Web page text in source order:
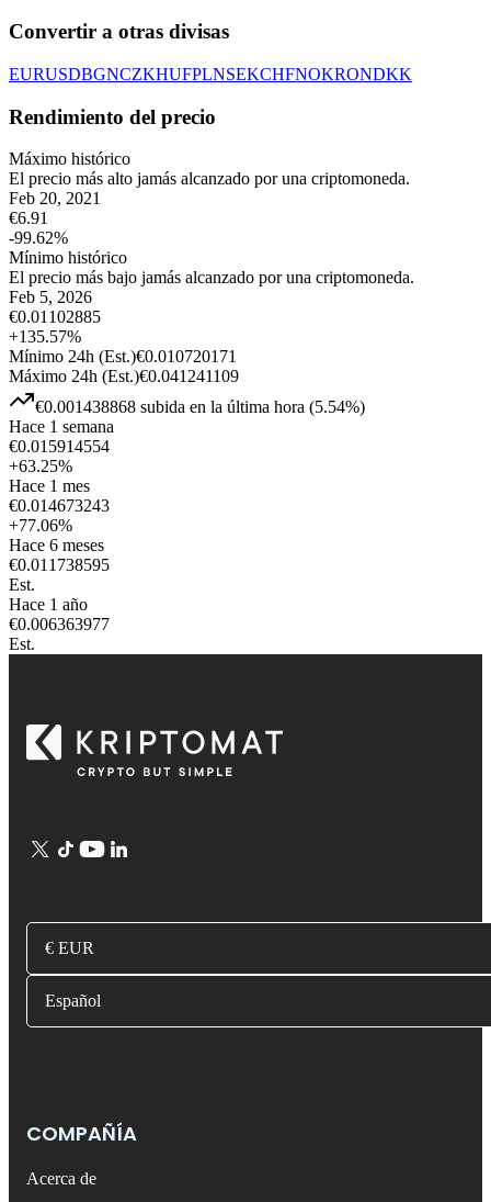
Convertir a otras divisas
EURUSDBGNCZKHUFPLNSEKCHFNOKRONDKK
Rendimiento del precio
Máximo histórico
El precio más alto jamás alcanzado por una criptomoneda.
Feb 20, 2021
€6.91
-99.62%
Mínimo histórico
El precio más bajo jamás alcanzado por una criptomoneda.
Feb 5, 2026
€0.01102885
+135.57%
Mínimo 24h (Est.)€0.010720171
Máximo 24h (Est.)€0.041241109
€0.001438868 subida en la última hora (5.54%)
Hace 1 semana
€0.015914554
+63.25%
Hace 1 mes
€0.014673243
+77.06%
Hace 6 meses
€0.011738595
Est.
Hace 1 año
€0.006363977
Est.
€ EUR
Español
COMPAÑÍA
Acerca de